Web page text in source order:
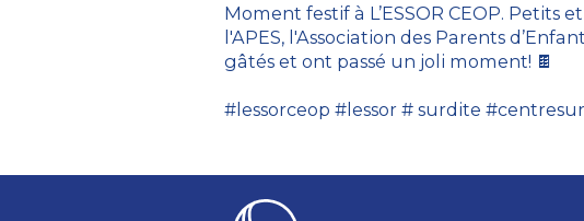
Moment festif à L’ESSOR CEOP.
l'APES, l'Association des Parents
gâtés et ont passé un joli moment! 🍫
#lessorceop #lessor # surdite